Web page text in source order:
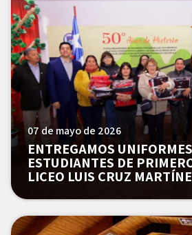
07 de mayo de 2026
ENTREGAMOS
ESTUDIANTES DE
LICEO LUIS CRUZ